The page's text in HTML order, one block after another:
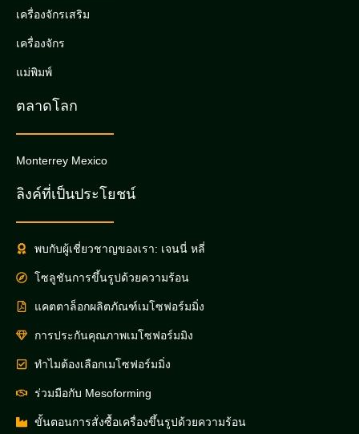
เครื่องจักรเสริม
เครื่องจักร
แม่พิมพ์
ตลาดโลก
Monterrey Mexico
ลิงค์ที่เป็นประโยชน์
พบกับผู้เชี่ยวชาญของเรา: เจนนี่ หลี่
โซลูชันการขึ้นรูปด้วยความร้อน
แคตตาล็อกผลิตภัณฑ์เมโซฟอร์มมิ่ง
การประกันคุณภาพเมโซฟอร์มมิง
ทำไมต้องเลือกเมโซฟอร์มมิ่ง
ร่วมมือกับ Mesoforming
ขั้นตอนการสั่งซื้อเครื่องขึ้นรูปด้วยความร้อน